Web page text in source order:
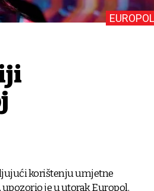
korištenju umjetne
je u utorak Europol.